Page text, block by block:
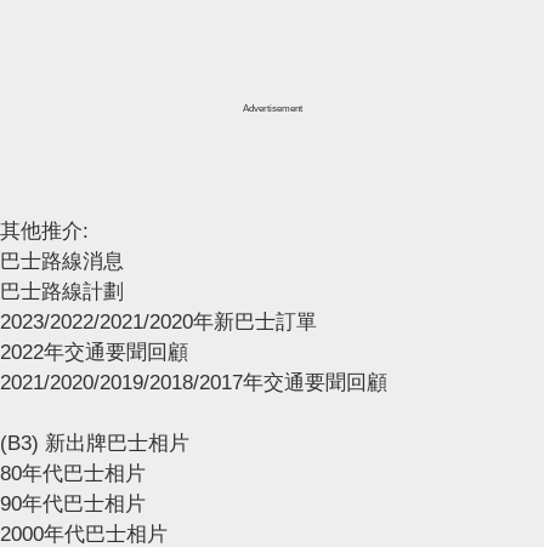
Advertisement
其他推介:
巴士路線消息
巴士路線計劃
2023/2022/2021/2020年新巴士訂單
2022年交通要聞回顧
2021/2020/2019/2018/2017年交通要聞回顧
(B3) 新出牌巴士相片
80年代巴士相片
90年代巴士相片
2000年代巴士相片